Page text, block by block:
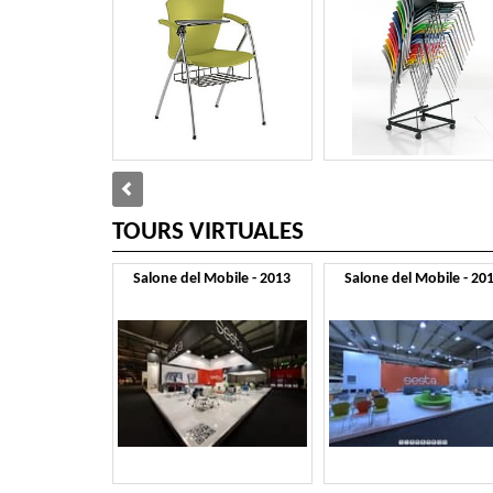
TOURS VIRTUALES
Salone del Mobile - 2013 Salone del Mobile -